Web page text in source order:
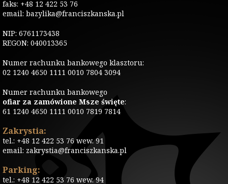
faks: +48 12 422 53 76
email: bazylika@franciszkanska.pl
NIP: 6761173438
REGON: 040013365
Numer rachunku bankowego klasztoru:
02 1240 4650 1111 0010 7804 3094
Numer rachunku bankowego
ofiar za zamówione Msze święte:
61 1240 4650 1111 0010 7819 7814
Zakrystia:
tel.: +48 12 422 53 76 wew. 91
email: zakrystia@franciszkanska.pl
Parking:
tel.: +48 12 422 53 76 wew. 94